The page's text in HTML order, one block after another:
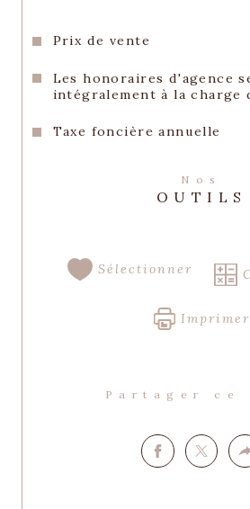
du client vendeur, inclus
affiché,
DISPONIBLES SUR LE SITE
https://georisques.gouv.fr
Prix de vente
Les honoraires d'agence
intégralement à la charge
Taxe foncière annuelle
Nos
OUTILS
Sélectionner
Imprimer
Partager ce